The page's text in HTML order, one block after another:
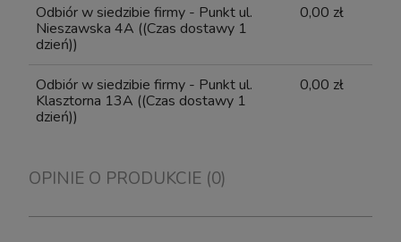
Odbiór w siedzibie firmy - Punkt ul.
Nieszawska 4A ((Czas dostawy 1
dzień))
0,00 zł
Odbiór w siedzibie firmy - Punkt ul.
Klasztorna 13A ((Czas dostawy 1
dzień))
0,00 zł
OPINIE O PRODUKCIE (0)